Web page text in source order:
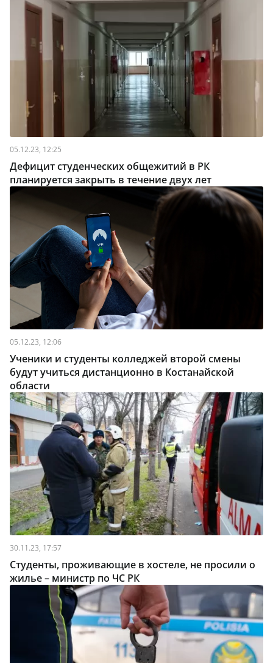
05.12.23, 12:25
Дефицит студенческих общежитий в РК
планируется закрыть в течение двух лет
05.12.23, 12:06
Ученики и студенты колледжей второй смены
будут учиться дистанционно в Костанайской
области
30.11.23, 17:57
Студенты, проживающие в хостеле, не просили о
жилье – министр по ЧС РК